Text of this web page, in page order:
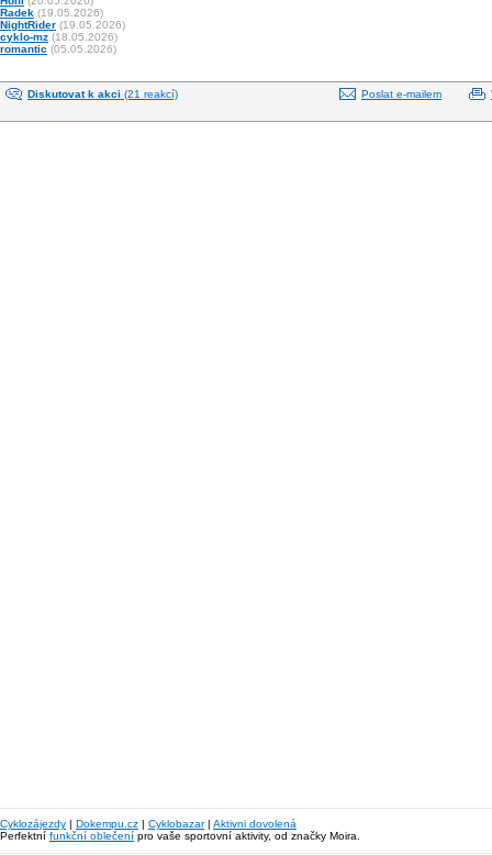
Radek (19.05.2026)
NightRider (19.05.2026)
cyklo-mz (18.05.2026)
romantic (05.05.2026)
Diskutovat k akci (21 reakcí) Poslat e-mailem
Cyklozájezdy | Dokempu.cz | Cyklobazar| Aktivni dovolená
Perfektní funkční oblečení pro vaše sportovní aktivity, od značky Moira.